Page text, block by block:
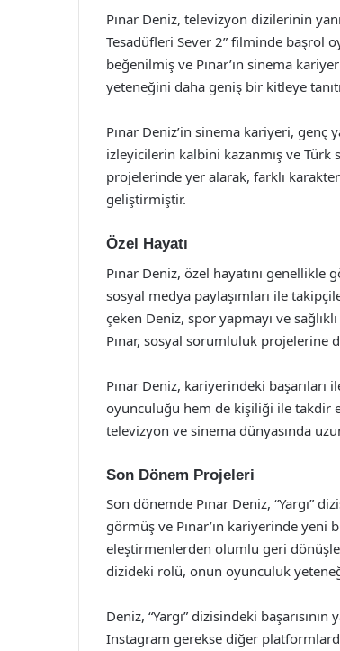
Pınar Deniz, televizyon dizilerinin
Tesadüfleri Sever 2” filminde başrol
beğenilmiş ve Pınar’ın sinema
yeteneğini daha geniş bir kitleye
Pınar Deniz’in sinema kariyeri, genç
izleyicilerin kalbini kazanmış ve
projelerinde yer alarak, farklı
geliştirmiştir.
Özel Hayatı
Pınar Deniz, özel hayatını
sosyal medya paylaşımları ile
çeken Deniz, spor yapmayı ve
Pınar, sosyal sorumluluk projelerine
Pınar Deniz, kariyerindeki
oyunculuğu hem de kişiliği ile takdir
televizyon ve sinema dünyasında
Son Dönem Projeleri
Son dönemde Pınar Deniz, “Yargı”
görmüş ve Pınar’ın kariyerinde yeni
eleştirmenlerden olumlu geri
dizideki rolü, onun oyunculuk
Deniz, “Yargı” dizisindeki
Instagram gerekse diğer